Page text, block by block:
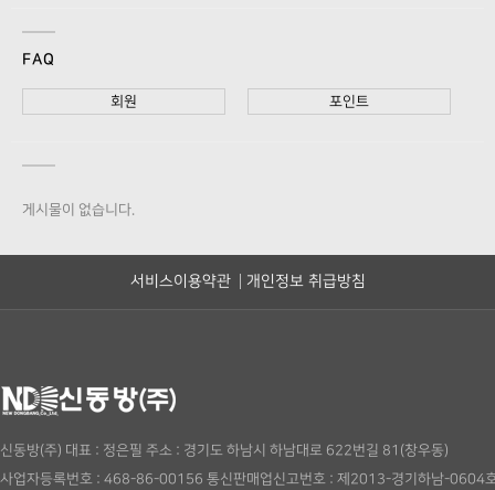
FAQ
회원 포인트
게시물이 없습니다.
서비스이용약관 개인정보 취급방침
신동방(주) 대표 : 정은필 주소 : 경기도 하남시 하남대로 622번길 81(창우동)
사업자등록번호 : 468-86-00156 통신판매업신고번호 : 제2013-경기하남-0604